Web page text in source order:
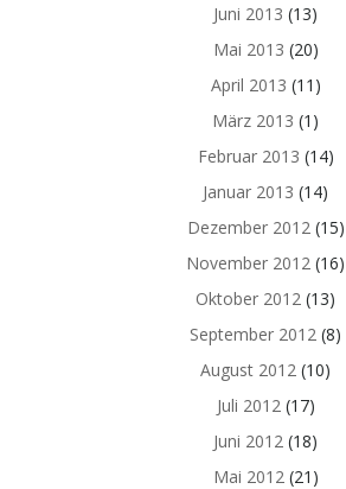
Juni 2013 (13)
Mai 2013 (20)
April 2013 (11)
März 2013 (1)
Februar 2013 (14)
Januar 2013 (14)
Dezember 2012 (15)
November 2012 (16)
Oktober 2012 (13)
September 2012 (8)
August 2012 (10)
Juli 2012 (17)
Juni 2012 (18)
Mai 2012 (21)